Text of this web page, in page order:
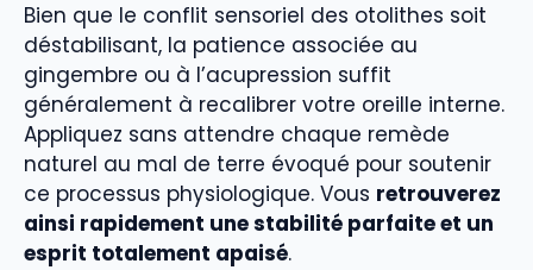
Bien que le conflit sensoriel des otolithes soit
déstabilisant, la patience associée au
gingembre ou à l’acupression suffit
généralement à recalibrer votre oreille interne.
Appliquez sans attendre chaque remède
naturel au mal de terre évoqué pour soutenir
ce processus physiologique. Vous retrouverez
ainsi rapidement une stabilité parfaite et un
esprit totalement apaisé.